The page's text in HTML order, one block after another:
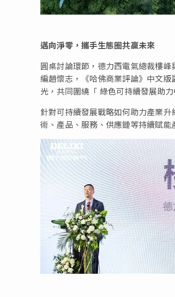
邁向淨零，攜手生態圈共贏未來
圓桌討論環節，德力西電氣總裁樓
編趙懷志，《哈佛商業評論》中文
光，共同圍繞 「 綠色可持續發展助
針對可持續發展戰略如何助力產業
術、產品、服務、供應鏈等持續賦